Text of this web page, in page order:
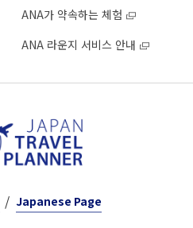
ANA가 약속하는 체험
ANA 라운지 서비스 안내
Japanese Page